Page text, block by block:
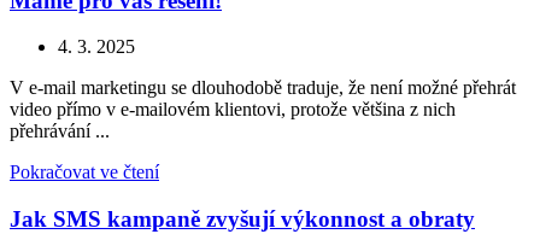
4. 3. 2025
V e-mail marketingu se dlouhodobě traduje, že není možné přehrát
video přímo v e-mailovém klientovi, protože většina z nich
přehrávání ...
Pokračovat ve čtení
Jak SMS kampaně zvyšují výkonnost a obraty